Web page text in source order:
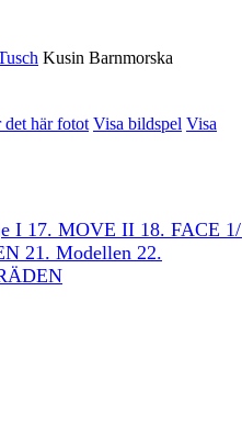
Kusin Barnmorska
här fotot Visa bildspel Visa
I 17. MOVE II 18. FACE
21. Modellen 22.